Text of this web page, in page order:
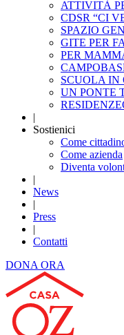
ATTIVITÀ
CDSR “CI
SPAZIO
GITE PER
PER
SCUOLA IN
UN PONTE
|
Sostienici
Come
Come azienda
Diventa
|
News
|
Press
|
Contatti
DONA ORA